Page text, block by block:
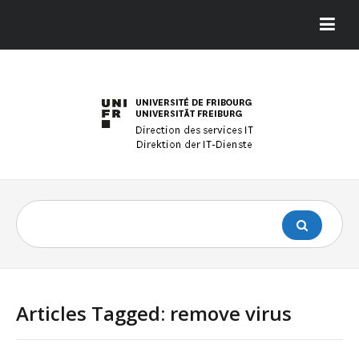
Articles Tagged: remove virus